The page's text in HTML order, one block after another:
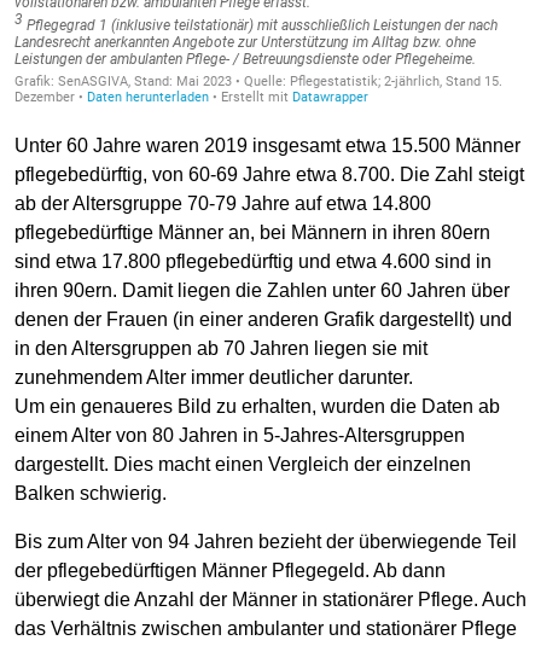
Unter 60 Jahre waren 2019 insgesamt etwa 15.500 Männer
pflegebedürftig, von 60-69 Jahre etwa 8.700. Die Zahl steigt
ab der Altersgruppe 70-79 Jahre auf etwa 14.800
pflegebedürftige Männer an, bei Männern in ihren 80ern
sind etwa 17.800 pflegebedürftig und etwa 4.600 sind in
ihren 90ern. Damit liegen die Zahlen unter 60 Jahren über
denen der Frauen (in einer anderen Grafik dargestellt) und
in den Altersgruppen ab 70 Jahren liegen sie mit
zunehmendem Alter immer deutlicher darunter.
Um ein genaueres Bild zu erhalten, wurden die Daten ab
einem Alter von 80 Jahren in 5-Jahres-Altersgruppen
dargestellt. Dies macht einen Vergleich der einzelnen
Balken schwierig.
Bis zum Alter von 94 Jahren bezieht der überwiegende Teil
der pflegebedürftigen Männer Pflegegeld. Ab dann
überwiegt die Anzahl der Männer in stationärer Pflege. Auch
das Verhältnis zwischen ambulanter und stationärer Pflege